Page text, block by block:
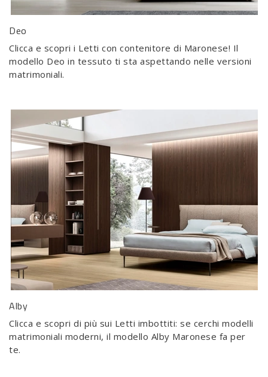
Deo
Clicca e scopri i Letti con contenitore di Maronese! Il
modello Deo in tessuto ti sta aspettando nelle versioni
matrimoniali.
Alby
Clicca e scopri di più sui Letti imbottiti: se cerchi modelli
matrimoniali moderni, il modello Alby Maronese fa per
te.